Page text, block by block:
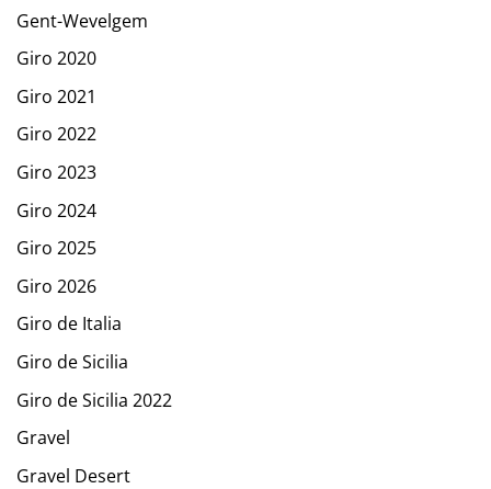
Gent-Wevelgem
Giro 2020
Giro 2021
Giro 2022
Giro 2023
Giro 2024
Giro 2025
Giro 2026
Giro de Italia
Giro de Sicilia
Giro de Sicilia 2022
Gravel
Gravel Desert